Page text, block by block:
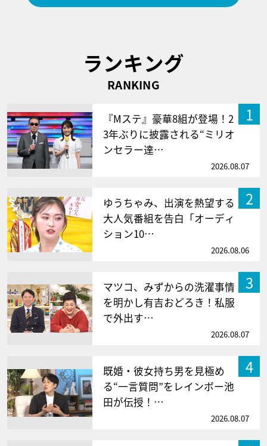
ランキング
RANKING
1
『Mステ』豪華8組が登場！2
3年ぶりに披露される“ミリオ
ンセラー達…
2026.08.07
2
ゆうちゃみ、出演を熱望する
大人気番組を告白「オーディ
ション10…
2026.08.06
3
マツコ、みずからの洗濯事情
を明かし有吉おどろき！私服
で外出す…
2026.08.07
4
既婚・彼女持ち男を見極め
る“一言質問”をレインボー池
田が伝授！…
2026.08.07